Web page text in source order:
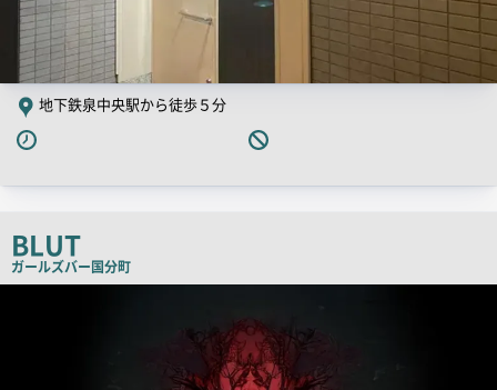
地下鉄泉中央駅から徒歩５分
BLUT
ガールズバー国分町
店